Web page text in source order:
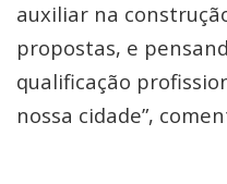
auxiliar na
propostas, e
qualificação
nossa cidade”,